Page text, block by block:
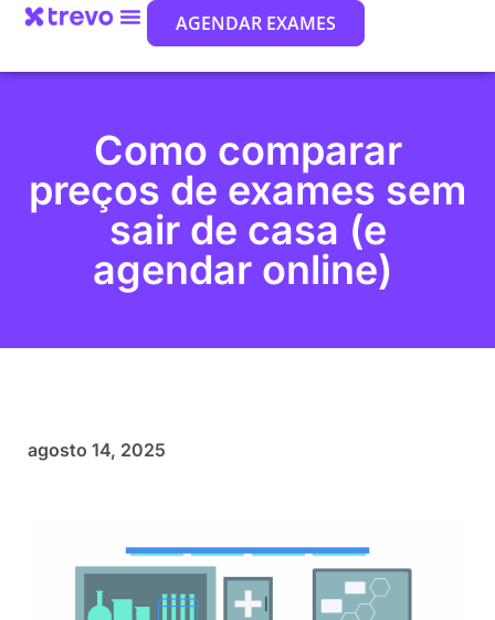
AGENDAR EXAMES
Como comparar
preços de exames sem
sair de casa (e
agendar online)
agosto 14, 2025